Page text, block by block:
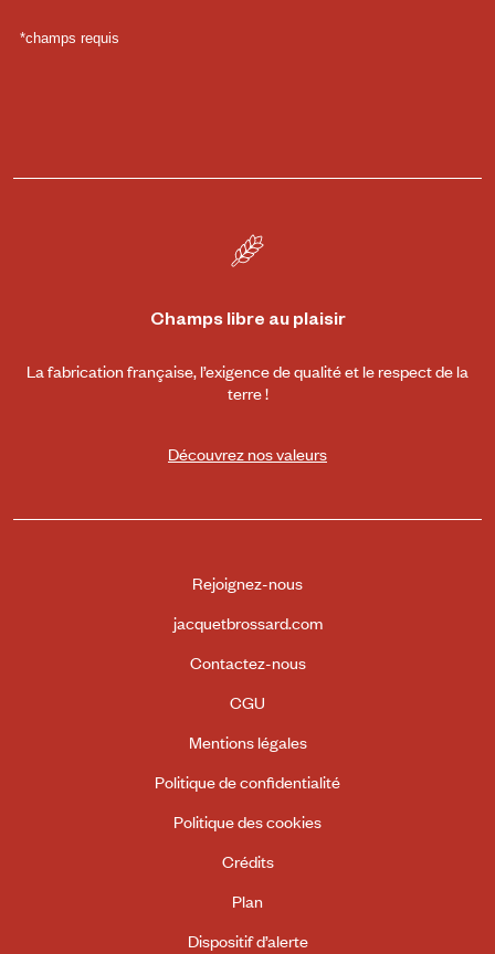
Champs libre au plaisir
La fabrication française, l’exigence de qualité et le respect de la
terre !
Découvrez nos valeurs
Rejoignez-nous
jacquetbrossard.com
Contactez-nous
CGU
Mentions légales
Politique de confidentialité
Politique des cookies
Crédits
Plan
Dispositif d’alerte